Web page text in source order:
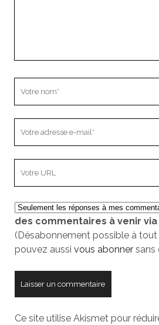
mail
votre
site
des commentaires à venir
(Désabonnement possible à
pouvez aussi vous abonnersans
Ce site utilise Akismet pour